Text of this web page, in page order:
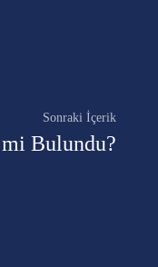
Sonraki İçerik
Bulundu?